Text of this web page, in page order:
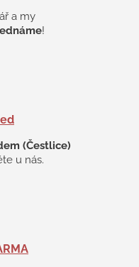
a my
!
(Čestlice)
u nás.